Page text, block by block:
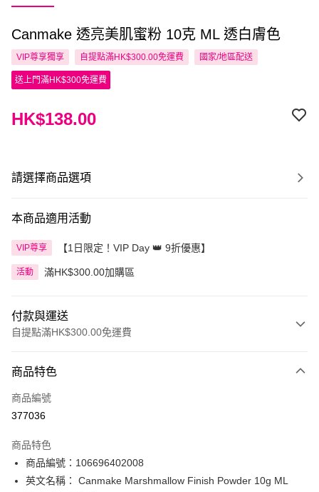
Canmake 透亮美肌蜜粉 10克 ML 透白膚色
VIP尊享獨享 自提點滿HK$300.00免運費 國家/地區配送
送上門滿HK$300免運費
HK$138.00
請選擇商品選項
本商品適用活動
VIP尊享 【1日限定！VIP Day 👑 9折優惠】
活動 滿HK$300.00加購區
付款與運送
自提點滿HK$300.00免運費
信用卡
Apple Pay
PayMe
WeChat Pay
商品特色
商品編號
377036
商品特色
商品編號：106696402008
英文名稱： Canmake Marshmallow Finish Powder 10g ML